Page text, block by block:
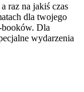
raz na jakiś czas
dla twojego
booków. Dla
wydarzenia